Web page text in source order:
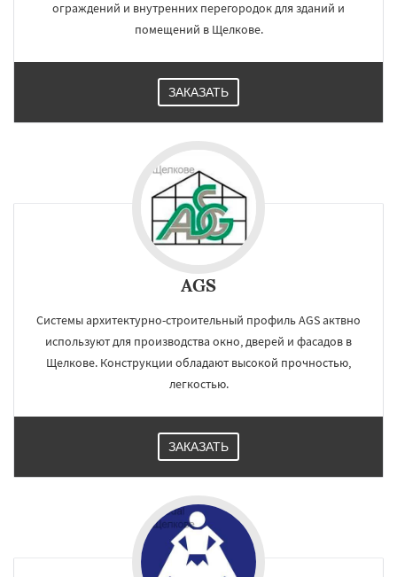
ограждений и внутренних перегородок для зданий и
помещений в Щелкове.
ЗАКАЗАТЬ
AGS
Системы архитектурно-строительный профиль AGS актвно
используют для производства окно, дверей и фасадов в
Щелкове. Конструкции обладают высокой прочностью,
легкостью.
ЗАКАЗАТЬ